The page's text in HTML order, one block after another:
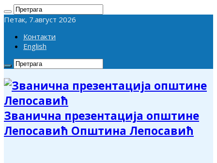
Петак, 7.август 2026
Контакти
English
Званична презентација општине
Лепосавић Општина Лепосавић